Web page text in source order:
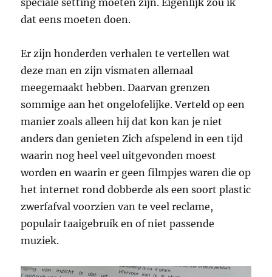
dat eens moeten doen.
Er zijn honderden verhalen te vertellen wat
deze man en zijn vismaten allemaal
meegemaakt hebben. Daarvan grenzen
sommige aan het ongelofelijke. Verteld op een
manier zoals alleen hij dat kon kan je niet
anders dan genieten Zich afspelend in een tijd
waarin nog heel veel uitgevonden moest
worden en waarin er geen filmpjes waren die op
het internet rond dobberde als een soort plastic
zwerfafval voorzien van te veel reclame,
populair taaigebruik en of niet passende
muziek.